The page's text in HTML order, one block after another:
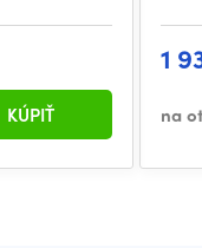
KÚPIŤ
1
na